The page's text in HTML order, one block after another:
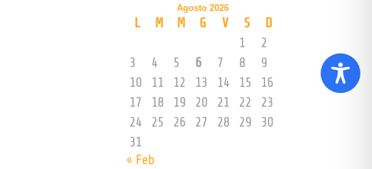
Agosto 2026
L M M G V S
D
1
2
3
4 5 6 7 8
9
10
11 12 13 14 15
16
17
18 19 20 21 22
23
24
25 26 27 28 29
30
31
« Feb